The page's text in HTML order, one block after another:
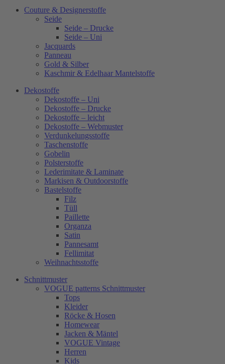
Couture & Designerstoffe
Seide
Seide – Drucke
Seide – Uni
Jacquards
Panneau
Gold & Silber
Kaschmir & Edelhaar Mantelstoffe
Dekostoffe
Dekostoffe – Uni
Dekostoffe – Drucke
Dekostoffe – leicht
Dekostoffe – Webmuster
Verdunkelungsstoffe
Taschenstoffe
Gobelin
Polsterstoffe
Lederimitate & Laminate
Markisen & Outdoorstoffe
Bastelstoffe
Filz
Tüll
Paillette
Organza
Satin
Pannesamt
Fellimitat
Weihnachtsstoffe
Schnittmuster
VOGUE patterns Schnittmuster
Tops
Kleider
Röcke & Hosen
Homewear
Jacken & Mäntel
VOGUE Vintage
Herren
Kids